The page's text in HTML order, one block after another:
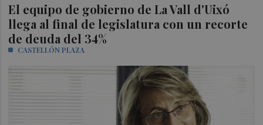
El equipo de gobierno de La Vall d'Uixó
llega al final de legislatura con un recorte
de deuda del 34%
CASTELLÓN PLAZA